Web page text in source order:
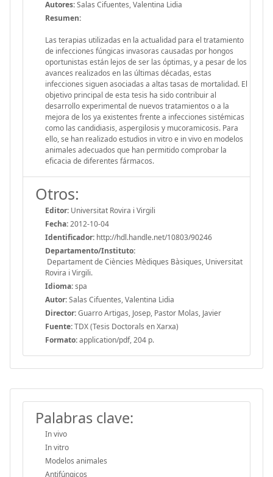
Autores:Salas Cifuentes, Valentina Lidia
Resumen:
Las terapias utilizadas en la actualidad para el tratamiento
de infecciones fúngicas invasoras causadas por hongos
oportunistas están lejos de ser las óptimas, y a pesar de los
avances realizados en las últimas décadas, estas
infecciones siguen asociadas a altas tasas de mortalidad. El
objetivo principal de esta tesis ha sido contribuir al
desarrollo experimental de nuevos tratamientos o a la
mejora de los ya existentes frente a infecciones sistémicas
como las candidiasis, aspergilosis y mucoramicosis. Para
ello, se han realizado estudios in vitro e in vivo en modelos
animales adecuados que han permitido comprobar la
eficacia de diferentes fármacos.
Otros:
Editor: Universitat Rovira i Virgili
Fecha:2012-10-04
Identificador: http://hdl.handle.net/10803/90246
Departamento/Instituto:
Departament de Ciències Mèdiques Bàsiques, Universitat
Rovira i Virgili.
Idioma:spa
Autor:Salas Cifuentes, Valentina Lidia
Director:Guarro Artigas, Josep, Pastor Molas, Javier
Fuente:TDX (Tesis Doctorals en Xarxa)
Formato:application/pdf, 204 p.
Palabras clave:
In vivo
In vitro
Modelos animales
Antifúngicos